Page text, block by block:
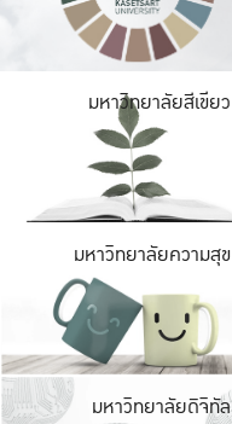
มหาวิทยาลัยสีเขียว
มหาวิทยาลัยความสุข
มหาวิทยาลัยดิจิทัล